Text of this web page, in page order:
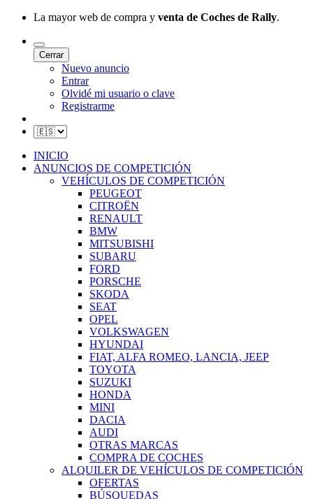
La mayor web de compra y venta de Coches de Rally.
Cerrar
Nuevo anuncio
Entrar
Olvidé mi usuario o clave
Registrarme
INICIO
ANUNCIOS DE COMPETICIÓN
VEHÍCULOS DE COMPETICIÓN
PEUGEOT
CITROËN
RENAULT
BMW
MITSUBISHI
SUBARU
FORD
PORSCHE
SKODA
SEAT
OPEL
VOLKSWAGEN
HYUNDAI
FIAT, ALFA ROMEO, LANCIA, JEEP
TOYOTA
SUZUKI
HONDA
MINI
DACIA
AUDI
OTRAS MARCAS
COMPRA DE COCHES
ALQUILER DE VEHÍCULOS DE COMPETICIÓN
OFERTAS
BÚSQUEDAS